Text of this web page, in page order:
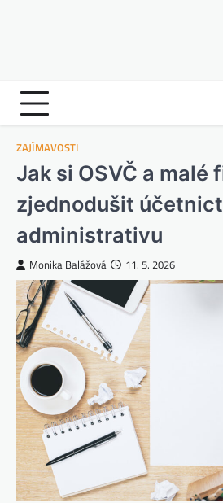
ZAJÍMAVOSTI
Jak si OSVČ a malé
zjednodušit
administrativu
Monika Balážová 11. 5. 2026